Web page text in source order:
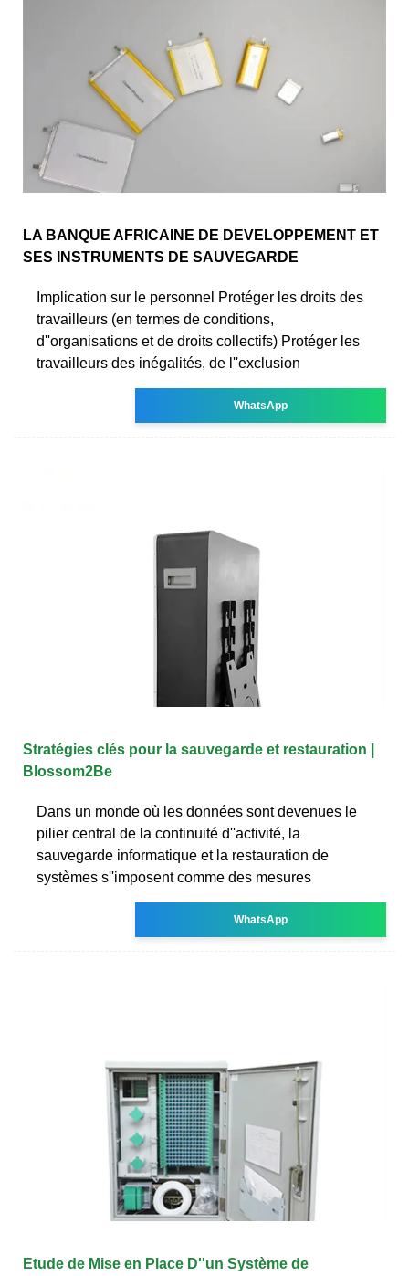
LA BANQUE AFRICAINE DE DEVELOPPEMENT ET
SES INSTRUMENTS DE SAUVEGARDE
Implication sur le personnel Protéger les droits des
travailleurs (en termes de conditions,
d''organisations et de droits collectifs) Protéger les
travailleurs des inégalités, de l''exclusion
WhatsApp
Stratégies clés pour la sauvegarde et restauration |
Blossom2Be
Dans un monde où les données sont devenues le
pilier central de la continuité d''activité, la
sauvegarde informatique et la restauration de
systèmes s''imposent comme des mesures
WhatsApp
Etude de Mise en Place D''un Système de